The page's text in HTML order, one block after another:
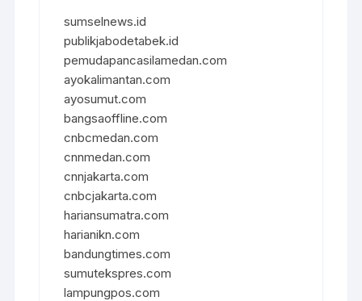
sumselnews.id
publikjabodetabek.id
pemudapancasilamedan.com
ayokalimantan.com
ayosumut.com
bangsaoffline.com
cnbcmedan.com
cnnmedan.com
cnnjakarta.com
cnbcjakarta.com
hariansumatra.com
harianikn.com
bandungtimes.com
sumutekspres.com
lampungpos.com